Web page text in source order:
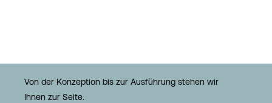
Von der Konzeption bis zur Ausführung stehen wir
Ihnen zur Seite.